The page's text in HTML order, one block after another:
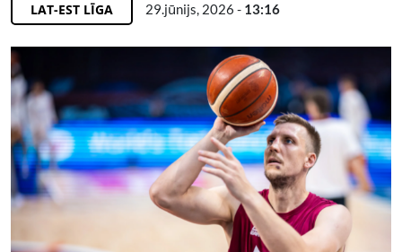
LAT-EST LĪGA 29.jūnijs, 2026 - 13:16